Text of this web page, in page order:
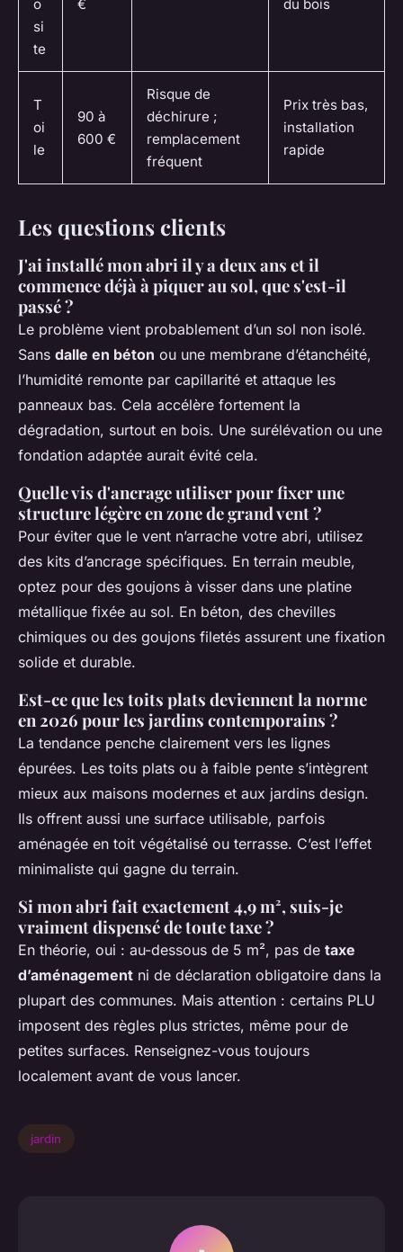
o
si
te
€ du bois
T
oi
le
90 à
600 €
Risque de
déchirure ;
remplacement
fréquent
Prix très bas,
installation
rapide
Les questions clients
J'ai installé mon abri il y a deux ans et il
commence déjà à piquer au sol, que s'est-il
passé ?
Le problème vient probablement d’un sol non isolé.
Sans dalle en béton ou une membrane d’étanchéité,
l’humidité remonte par capillarité et attaque les
panneaux bas. Cela accélère fortement la
dégradation, surtout en bois. Une surélévation ou une
fondation adaptée aurait évité cela.
Quelle vis d'ancrage utiliser pour fixer une
structure légère en zone de grand vent ?
Pour éviter que le vent n’arrache votre abri, utilisez
des kits d’ancrage spécifiques. En terrain meuble,
optez pour des goujons à visser dans une platine
métallique fixée au sol. En béton, des chevilles
chimiques ou des goujons filetés assurent une fixation
solide et durable.
Est-ce que les toits plats deviennent la norme
en 2026 pour les jardins contemporains ?
La tendance penche clairement vers les lignes
épurées. Les toits plats ou à faible pente s’intègrent
mieux aux maisons modernes et aux jardins design.
Ils offrent aussi une surface utilisable, parfois
aménagée en toit végétalisé ou terrasse. C’est l’effet
minimaliste qui gagne du terrain.
Si mon abri fait exactement 4,9 m², suis-je
vraiment dispensé de toute taxe ?
En théorie, oui : au-dessous de 5 m², pas de taxe
d’aménagement ni de déclaration obligatoire dans la
plupart des communes. Mais attention : certains PLU
imposent des règles plus strictes, même pour de
petites surfaces. Renseignez-vous toujours
localement avant de vous lancer.
jardin